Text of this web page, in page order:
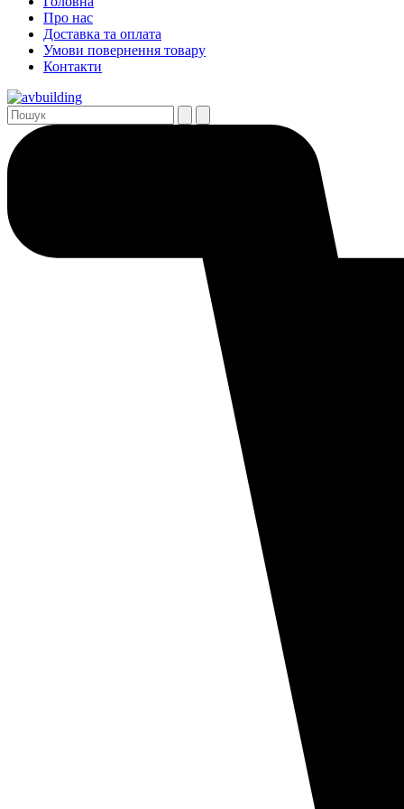
Про нас
Доставка та оплата
Умови повернення товару
Контакти